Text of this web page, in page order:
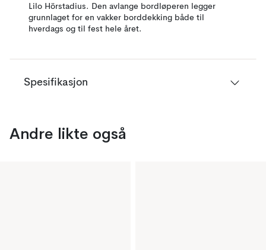
Lilo Hörstadius. Den avlange bordløperen legger
grunnlaget for en vakker borddekking både til
hverdags og til fest hele året.
Spesifikasjon
Andre likte også